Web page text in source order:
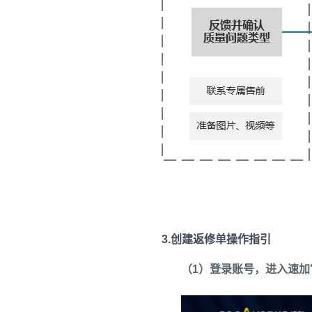
3.创建返修单操作指引
（1）登录账号，进入速